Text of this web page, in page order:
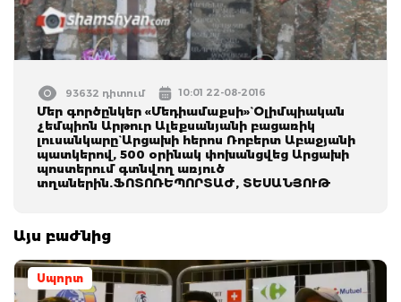
93632 դիտում 10:01 22-08-2016
Մեր գործընկեր «Մեդիամաքսի»` Օլիմպիական
չեմպիոն Արթուր Ալեքսանյանի բացառիկ
լուսանկարը` Արցախի հերոս Ռոբերտ Աբաջյանի
պատկերով, 500 օրինակ փոխանցվեց Արցախի
պոստերում գտնվող առյուծ
տղաներին.ՖՈՏՈՌԵՊՈՐՏԱԺ, ՏԵՍԱՆՅՈՒԹ
Այս բաժնից
Սպորտ